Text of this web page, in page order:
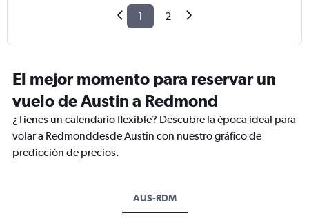
1 2
El mejor momento para reservar un
vuelo de Austin a Redmond
¿Tienes un calendario flexible? Descubre la época ideal para
volar a Redmonddesde Austin con nuestro gráfico de
predicción de precios.
AUS-RDM